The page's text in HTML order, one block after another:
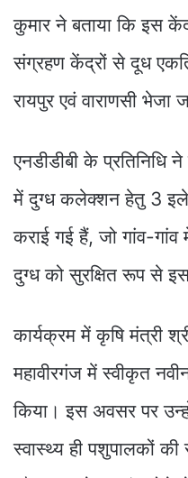
कुमार ने बताया कि इस
संग्रहण केंद्रों से दूध
रायपुर एवं वाराणसी भेजा
एनडीडीबी के प्रतिनिधि
में दुग्ध कलेक्शन हेतु 3
कराई गई हैं, जो गांव-
दुग्ध को सुरक्षित रूप से
कार्यक्रम में कृषि मंत्री
महावीरगंज में स्वीकृत
किया। इस अवसर पर
स्वास्थ्य ही पशुपालकों